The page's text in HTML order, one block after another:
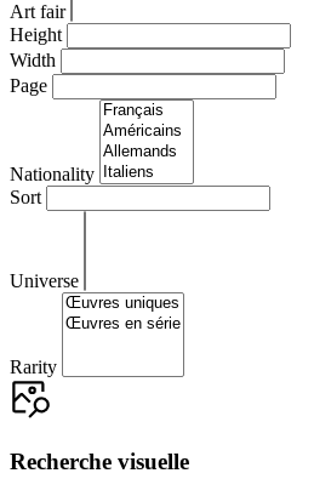
Art fair
Height
Width
Page
Nationality
Sort
Universe
Rarity
Recherche visuelle